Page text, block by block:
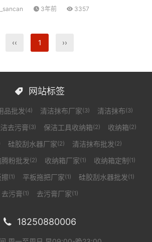
3年前 3357
‹‹ 1 ››
 网站标签
品批发(4) 清洁抹布厂家(3) 清洁抹布(3)
去污膏(3) 保洁工具收纳箱(2) 收纳箱(2)
硅胶刮水器厂家(2) 清洁抹布批发(2)
腾粉批发(2) 收纳箱厂家(1) 收纳箱定制 (1)
(1) 平板拖把厂家(1) 硅胶刮水器批发(1)
去污膏(1) 去污膏厂家(1)
 18250880006